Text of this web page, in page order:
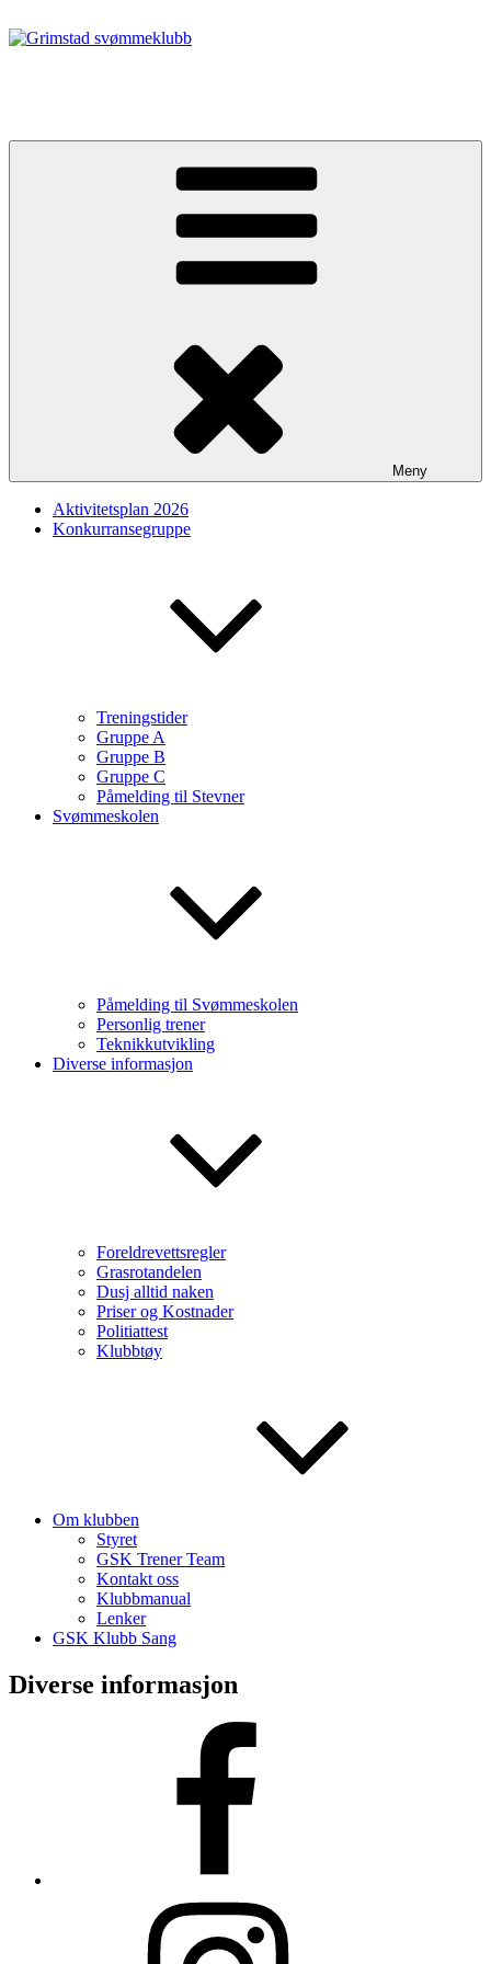
til
Meny
Aktivitetsplan 2026
Konkurransegruppe
Treningstider
Gruppe A
Gruppe B
Gruppe C
Påmelding til Stevner
Svømmeskolen
Påmelding til Svømmeskolen
Personlig trener
Teknikkutvikling
Diverse informasjon
Foreldrevettsregler
Grasrotandelen
Dusj alltid naken
Priser og Kostnader
Politiattest
Klubbtøy
Om klubben
Styret
GSK Trener Team
Kontakt oss
Klubbmanual
Lenker
GSK Klubb Sang
Diverse informasjon